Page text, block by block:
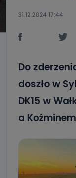
31.12.2024 17:44
Do
doszło w
DK15 w
a